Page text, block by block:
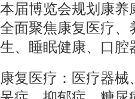
本届博览会规划康养
全面聚焦康复医疗、
生、睡眠健康、口腔
康复医疗：医疗器